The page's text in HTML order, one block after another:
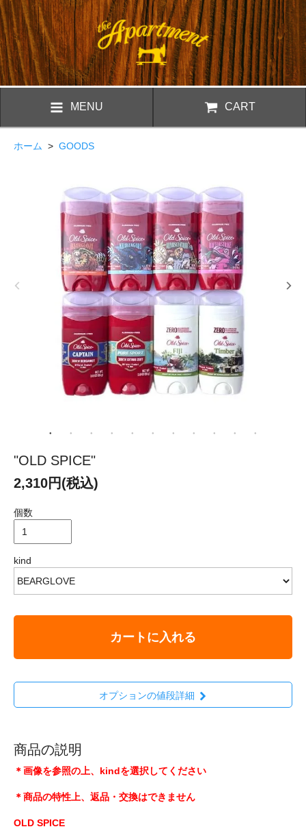
MENU CART
ホーム > GOODS
"OLD SPICE"
2,310円(税込)
個数
kind
カートに入れる
オプションの値段詳細
商品の説明
＊画像を参照の上、kindを選択してください
＊商品の特性上、返品・交換はできません
OLD SPICE